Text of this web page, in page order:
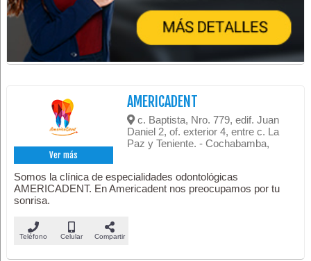
Ver más
AMERICADENT
c. Baptista, Nro. 779, edif. Juan
Daniel 2, of. exterior 4, entre c. La
Paz y Teniente. - Cochabamba,
Somos la clínica de especialidades odontológicas
AMERICADENT. En Americadent nos preocupamos por tu
sonrisa.
Teléfono Celular Compartir